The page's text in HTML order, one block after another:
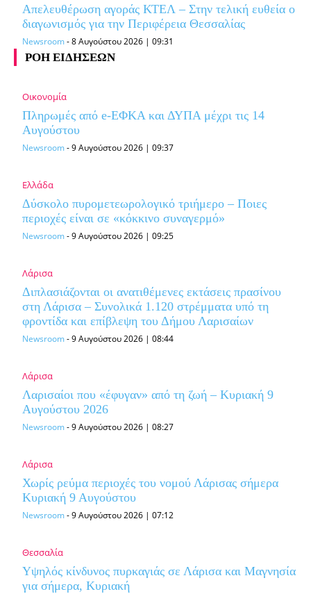
Απελευθέρωση αγοράς ΚΤΕΛ – Στην τελική ευθεία o
διαγωνισμός για την Περιφέρεια Θεσσαλίας
Newsroom-8 Αυγούστου 2026 | 09:31
ΡΟΗ ΕΙΔΗΣΕΩΝ
Οικονομία
Πληρωμές από e-ΕΦΚΑ και ΔΥΠΑ μέχρι τις 14
Αυγούστου
Newsroom-9 Αυγούστου 2026 | 09:37
Ελλάδα
Δύσκολο πυρομετεωρολογικό τριήμερο – Ποιες
περιοχές είναι σε «κόκκινο συναγερμό»
Newsroom-9 Αυγούστου 2026 | 09:25
Λάρισα
Διπλασιάζονται οι ανατιθέμενες εκτάσεις πρασίνου
στη Λάρισα – Συνολικά 1.120 στρέμματα υπό τη
φροντίδα και επίβλεψη του Δήμου Λαρισαίων
Newsroom-9 Αυγούστου 2026 | 08:44
Λάρισα
Λαρισαίοι που «έφυγαν» από τη ζωή – Κυριακή 9
Αυγούστου 2026
Newsroom-9 Αυγούστου 2026 | 08:27
Λάρισα
Χωρίς ρεύμα περιοχές του νομού Λάρισας σήμερα
Κυριακή 9 Αυγούστου
Newsroom-9 Αυγούστου 2026 | 07:12
Θεσσαλία
Υψηλός κίνδυνος πυρκαγιάς σε Λάρισα και Μαγνησία
για σήμερα, Κυριακή